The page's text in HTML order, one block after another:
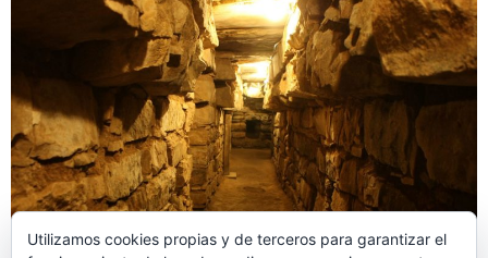
Utilizamos cookies propias y de terceros para garantizar el